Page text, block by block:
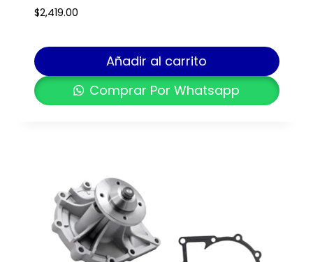
$2,419.00
Añadir al carrito
Comprar Por Whatsapp